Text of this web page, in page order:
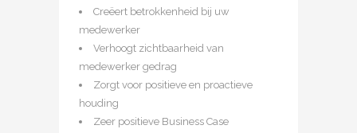
Creëert betrokkenheid bij uw
medewerker
Verhoogt zichtbaarheid van
medewerker gedrag
Zorgt voor positieve en proactieve
houding
Zeer positieve Business Case